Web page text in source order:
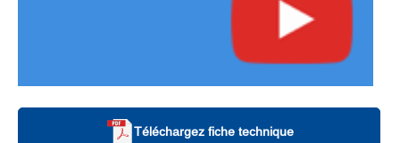
Téléchargez fiche technique